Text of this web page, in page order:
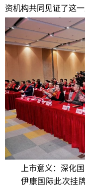
资机构共同见证了这一
上市意义：深化
伊康国际此次挂